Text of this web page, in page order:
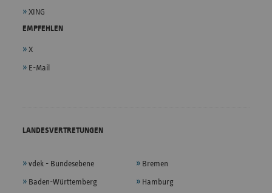
XING
EMPFEHLEN
X
E-Mail
LANDESVERTRETUNGEN
vdek - Bundesebene
Baden-Württemberg
Bremen
Hamburg